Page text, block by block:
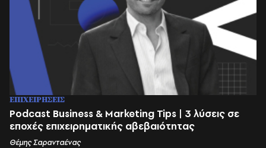
ΕΠΙΧΕΙΡΗΣΕΙΣ
Podcast Business & Marketing Tips | 3 λύσεις σε
εποχές επιχειρηματικής αβεβαιότητας
Θέμης Σαρανταένας